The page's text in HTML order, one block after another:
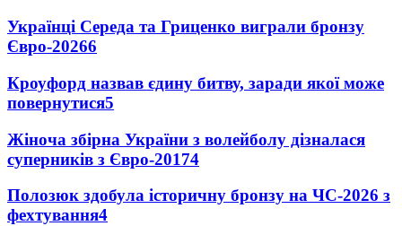
Українці Середа та Гриценко виграли бронзу
Євро-20266
Кроуфорд назвав єдину битву, заради якої може
повернутися5
Жіноча збірна України з волейболу дізналася
суперників з Євро-20174
Полозюк здобула історичну бронзу на ЧС-2026 з
фехтування4